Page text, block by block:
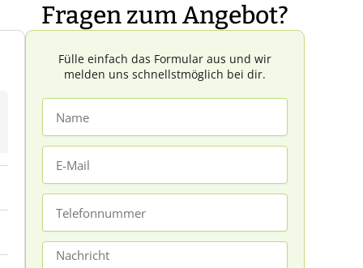
Fragen zum Angebot?
Fülle einfach das Formular aus und wir
melden uns schnellstmöglich bei dir.
Mail
Nachricht